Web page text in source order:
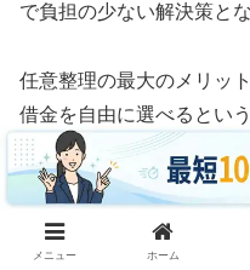
で負担の少ない解決策とな
任意整理の最大のメリッ
借金を自由に選べるとい
例えば、車のローンや住
がかかる奨学金などはそ
クレジットカードのリボ
メニュー ホーム